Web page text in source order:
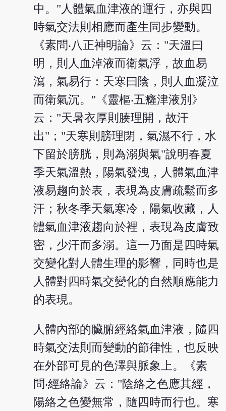
中。"人體氣血津液的運行，亦與四
時氣交法則相應而產生同步變動。
《素問‧八正神明論》云："天溫曰
明，則人血淖液而衛氣浮，故血易
瀉，氣易行：天寒曰陰，則人血凝泣
而衛氣沉。"《靈樞‧五癃津液別》
云："天暑衣厚則腠理開，故汗
出"；"天寒則膀理閉，氣濕不行，水
下留於膀胱，則為溺與氣"說明春夏
季天氣溫熱，陽氣發洩，人體氣血津
液易趨向於表，表現為皮膚疏鬆而多
汗；秋冬季天氣寒冷，陽氣收藏，人
體氣血津液趨向於裡，表現為皮膚致
密，少汗而多溺。這一乃面是四時氣
交變化對人體生理的影響，同時也是
人體對四時氣交變化的自然順應能力
的表現。
人體內部的臟腑經絡氣血津液，隨四
時氣交法則而變動的節律性，也反映
在外部可見的色澤與脈象上。《素
問‧經絡論》云："陰絡之色應其經，
陽絡之色變無常，隨四時而行也。寒